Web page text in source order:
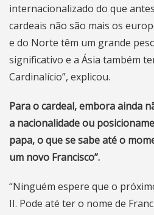
internacionalizado do que
cardeais não são mais os
e do Norte têm um grande
significativo e a Ásia também
Cardinalício”, explicou.
Para o cardeal, embora ainda
a nacionalidade ou
papa, o que se sabe até o
um novo Francisco”.
“Ninguém espere que o
II. Pode até ter o nome de